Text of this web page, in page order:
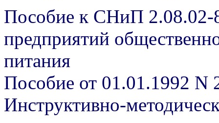
Пособие к СНиП 2.08.02-
предприятий
питания
Пособие от 01.01.1992 N
Инструктивно-